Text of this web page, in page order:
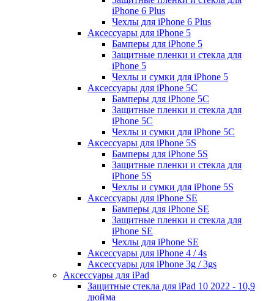
iPhone 6 Plus
Чехлы для iPhone 6 Plus
Аксессуары для iPhone 5
Бамперы для iPhone 5
Защитные пленки и стекла для
iPhone 5
Чехлы и сумки для iPhone 5
Аксессуары для iPhone 5C
Бамперы для iPhone 5C
Защитные пленки и стекла для
iPhone 5C
Чехлы и сумки для iPhone 5C
Аксессуары для iPhone 5S
Бамперы для iPhone 5S
Защитные пленки и стекла для
iPhone 5S
Чехлы и сумки для iPhone 5S
Аксессуары для iPhone SE
Бамперы для iPhone SE
Защитные пленки и стекла для
iPhone SE
Чехлы для iPhone SE
Аксессуары для iPhone 4 / 4s
Аксессуары для iPhone 3g / 3gs
Аксессуары для iPad
Защитные стекла для iPad 10 2022 - 10,9
дюйма